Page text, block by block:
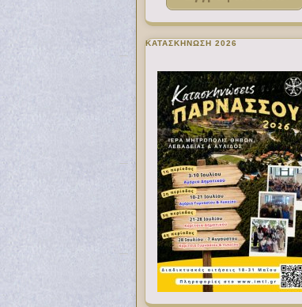
ΚΑΤΑΣΚΗΝΩΣΗ 2026